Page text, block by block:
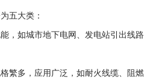
五大类：
，如城市地下电网、发电站引出线路
繁多，应用广泛，如耐火线缆、阻燃